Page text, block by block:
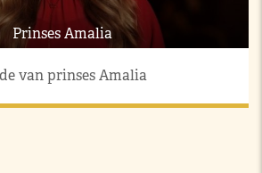
Prinses Amalia
van prinses Amalia